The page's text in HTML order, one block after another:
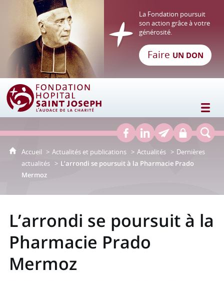
Fondation Hôpital Saint Joseph
La Fondation poursuit
son action grâce à votre
générosité.
Faire UN DON
Accueil Actualités et publications Actualités
Dernières
actualités
L’arrondi se poursuit à la Pharmacie Prado
Mermoz
L’arrondi se poursuit à la
Pharmacie Prado
Mermoz